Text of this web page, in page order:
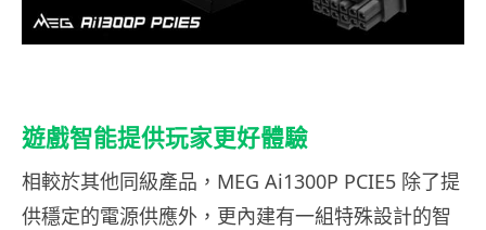
遊戲智能提供玩家更好體驗
相較於其他同級產品，MEG Ai1300P PCIE5 除了提
供穩定的電源供應外，更內建有一組特殊設計的智